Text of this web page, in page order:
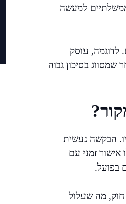
ממשלתיים למעשה
לדוגמה, עוסק
בסיכון גבוה
הבקשה נעשית
זמני עם
חוק, מה שעלול